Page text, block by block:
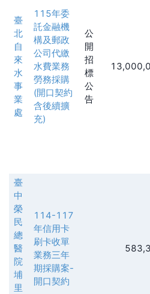
臺
北
自
來
水
事
業
處
115年委
託金融機
構及郵政
公司代繳
水費業務
勞務採購
(開口契約
含後續擴
充)
公
開
招
標
公
告
臺
中
榮
民
總
醫
院
埔
里
114-117
年信用卡
刷卡收單
業務三年
期採購案-
開口契約